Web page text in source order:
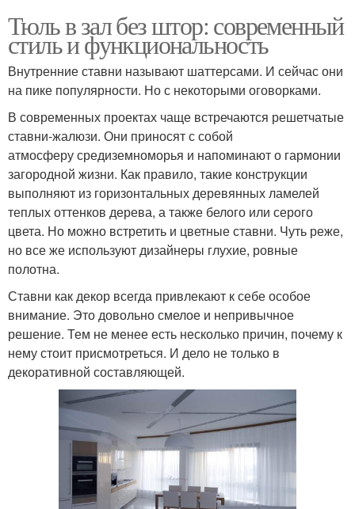
Тюль в зал без штор: современный
стиль и функциональность
Внутренние ставни называют шаттерсами. И сейчас они
на пике популярности. Но с некоторыми оговорками.
В современных проектах чаще встречаются решетчатые
ставни-жалюзи. Они приносят с собой
атмосферу средиземноморья и напоминают о гармонии
загородной жизни. Как правило, такие конструкции
выполняют из горизонтальных деревянных ламелей
теплых оттенков дерева, а также белого или серого
цвета. Но можно встретить и цветные ставни. Чуть реже,
но все же используют дизайнеры глухие, ровные
полотна.
Ставни как декор всегда привлекают к себе особое
внимание. Это довольно смелое и непривычное
решение. Тем не менее есть несколько причин, почему к
нему стоит присмотреться. И дело не только в
декоративной составляющей.